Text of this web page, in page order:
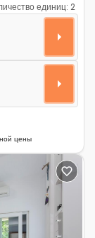
единиц: 2
Шибеник -
цены